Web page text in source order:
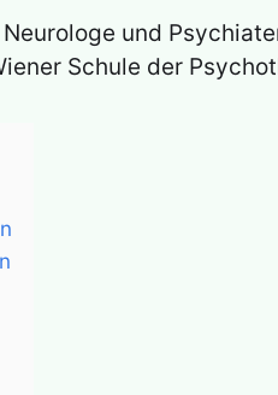
und
Schule der